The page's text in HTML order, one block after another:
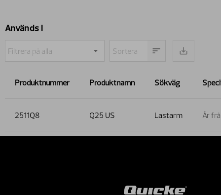
Används i
Produktnummer Produktnamn Sökväg
2511Q8 Q25 US Lastarm År